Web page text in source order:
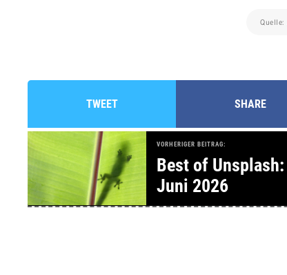
Quelle:
TWEET SHARE
VORHERIGER BEITRAG:
Best of Unsplash:
Juni 2026